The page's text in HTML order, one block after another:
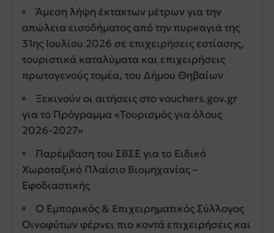
Άμεση λήψη έκτακτων μέτρων για την
απώλεια εισοδήματος από την πυρκαγιά της
31ης Ιουλίου 2026 σε επιχειρήσεις εστίασης,
τουριστικά καταλύματα και επιχειρήσεις
πρωτογενούς τομέα, του Δήμου Θηβαίων
Ξεκινούν οι αιτήσεις στο vouchers.gov.gr
για το Πρόγραμμα «Τουρισμός για όλους
2026-2027»
Παρέμβαση του ΣΒΣΕ για το Ειδικό
Χωροταξικό Πλαίσιο Βιομηχανίας –
Εφοδιαστικής
Ο Εμπορικός & Επιχειρηματικός Σύλλογος
Οινοφύτων φέρνει πιο κοντά επιχειρήσεις και